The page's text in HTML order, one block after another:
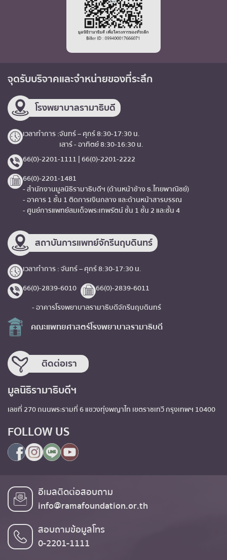
จุดรับบริจาคและจำหน่ายของที่ระลึก
โรงพยาบาลรามาธิบดี
เวลาทำการ :จันทร์ – ศุกร์ 8:30-17:30 น.
เสาร์ - อาทิตย์ 8:30-16:30 น.
66(0)-2201-1111 | 66(0)-2201-2222
66(0)-2201-1481
- สำนักงานมูลนิธิรามาธิบดีฯ (ด้านหน้าข้าง ธ.ไทยพาณิชย์)
- อาคาร 1 ชั้น 1 ติดการเงินกลาง และด้านหน้าสารบรรณ
- ศูนย์การแพทย์สมเด็จพระเทพรัตน์ ชั้น 1 ชั้น 2 และชั้น 4
สถาบันการแพทย์จักรีนฤบดินทร์
เวลาทำการ : จันทร์ – ศุกร์ 8:30-17:30 น.
66(0)-2839-6010
66(0)-2839-6011
- อาคารโรงพยาบาลรามาธิบดีจักรีนฤบดินทร์
คณะแพทยศาสตร์โรงพยาบาลรามาธิบดี
ติดต่อเรา
มูลนิธิรามาธิบดีฯ
เลขที่ 270 ถนนพระรามที่ 6 แขวงทุ่งพญาไท เขตราชเทวี กรุงเทพฯ 10400
FOLLOW US
อีเมลติดต่อสอบถาม
info@ramafoundation.or.th
สอบถามข้อมูลโทร
0-2201-1111